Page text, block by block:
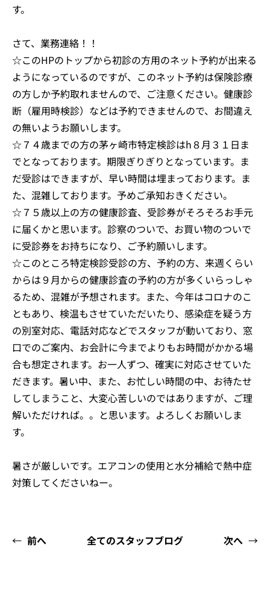
す。
さて、業務連絡！！
☆このHPのトップから初診の方用のネット予約が出来る
ようになっているのですが、このネット予約は保険診療
の方しか予約取れませんので、ご注意ください。健康診
断（雇用時検診）などは予約できませんので、お間違え
の無いようお願いします。
☆７４歳までの方の茅ヶ崎市特定検診はh８月３１日ま
でとなっております。期限ぎりぎりとなっています。ま
だ受診はできますが、早い時間は埋まっております。ま
た、混雑しております。予めご承知おきください。
☆７５歳以上の方の健康診査、受診券がそろそろお手元
に届くかと思います。診察のついで、お買い物のついで
に受診券をお持ちになり、ご予約願いします。
☆このところ特定検診受診の方、予約の方、来週くらい
からは９月からの健康診査の予約の方が多くいらっしゃ
るため、混雑が予想されます。また、今年はコロナのこ
ともあり、検温もさせていただいたり、感染症を疑う方
の別室対応、電話対応などでスタッフが動いており、窓
口でのご案内、お会計に今までよりもお時間がかかる場
合も想定されます。お一人ずつ、確実に対応させていた
だきます。暑い中、また、お忙しい時間の中、お待たせ
してしまうこと、大変心苦しいのではありますが、ご理
解いただければ。。と思います。よろしくお願いしま
す。
暑さが厳しいです。エアコンの使用と水分補給で熱中症
対策してくださいねー。
← 前へ 全てのスタッフブログ 次へ →